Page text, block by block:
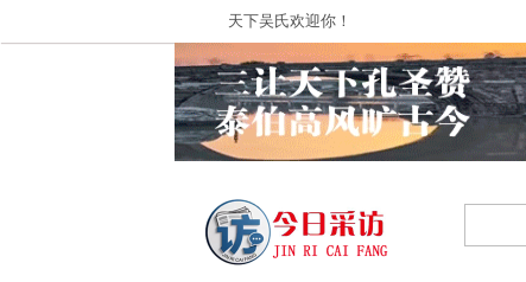
天下吴氏欢迎你！